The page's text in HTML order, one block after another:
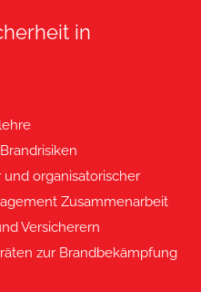
in
organisatorischer
Zusammenarbeit
Versicherern
zur Brandbekämpfung